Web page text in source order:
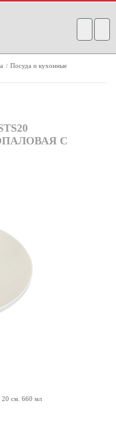
/ Посуда и кухонные
С
20 см. 660 мл